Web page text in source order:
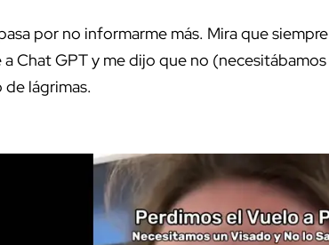
por no informarme más. Mira que
Chat GPT y me dijo que no
lágrimas.